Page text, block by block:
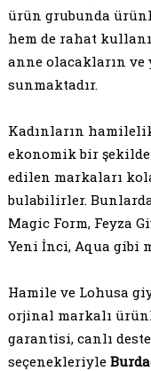
ürün grubunda
hem de rahat
anne olacakların
sunmaktadır.
Kadınların
ekonomik bir
edilen markaları
bulabilirler.
Magic Form, Feyza
Yeni İnci, Aqua gibi
Hamile ve Lohusa
orjinal markalı
garantisi, canlı
seçenekleriyle